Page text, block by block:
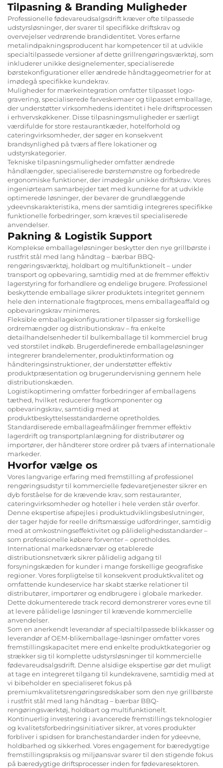
Tilpasning & Branding Muligheder
Professionelle fødevareudsalgsdrift kræver ofte tilpassede
udstyrsløsninger, der svarer til specifikke driftskrav og
overvejelser vedrørende brandidentitet. Vores erfarne
metalindpakningsproducent har kompetencer til at udvikle
specialtilpassede versioner af dette grillrengøringsværktøj, som
inkluderer unikke designelementer, specialiserede
børstekonfigurationer eller ændrede håndtaggeometrier for at
imødegå specifikke kundekrav.
Muligheder for mærkeintegration omfatter tilpasset logo-
gravering, specialiserede farveskemaer og tilpasset emballage,
der understøtter virksomhedens identitet i hele driftsprocessen
i erhvervskøkkener. Disse tilpasningsmuligheder er særligt
værdifulde for store restaurantkæder, hotelforhold og
cateringvirksomheder, der søger en konsekvent
brandsynlighed på tværs af flere lokationer og
udstyrskategorier.
Tekniske tilpasningsmuligheder omfatter ændrede
håndlængder, specialiserede børstemønstre og forbedrede
ergonomiske funktioner, der imødegår unikke driftskrav. Vores
ingeniørteam samarbejder tæt med kunderne for at udvikle
optimerede løsninger, der bevarer de grundlæggende
ydeevnskarakteristika, mens der samtidig integreres specifikke
funktionelle forbedringer, som kræves til specialiserede
anvendelser.
Pakning & Logistik Support
Komplekse emballageløsninger beskytter den nye grillbørste i
rustfrit stål med lang håndtag – bærbar BBQ-
rengøringsværktøj, holdbart og multifunktionelt – under
transport og opbevaring, samtidig med at de fremmer effektiv
lagerstyring for forhandlere og endelige brugere. Professionel
beskyttende emballage sikrer produktets integritet gennem
hele den internationale fragtproces, mens emballageaffald og
opbevaringskrav minimeres.
Fleksible emballagekonfigurationer tilpasser sig forskellige
ordremængder og distributionskrav – fra enkelte
detailhandelsenheder til bulkemballage til kommerciel brug
ved storstilet indkøb. Brugerdefinerede emballageløsninger
integrerer brandelementer, produktinformation og
håndteringsinstruktioner, der understøtter effektiv
produktpræsentation og brugerundervisning gennem hele
distributionskæden.
Logistikoptimering omfatter forbedringer af emballagens
tæthed, hvilket reducerer fragtkomponenter og
opbevaringskrav, samtidig med at
produktbeskyttelsesstandarderne opretholdes.
Standardiserede emballageafmålinger fremmer effektiv
lagerdrift og transportplanlægning for distributører og
importører, der håndterer store ordrer på tværs af internationale
markeder.
Hvorfor vælge os
Vores langvarige erfaring med fremstilling af professionel
rengøringsudstyr til kommercielle fødevaretjenester sikrer en
dyb forståelse for de krævende krav, som restauranter,
cateringvirksomheder og hoteller i hele verden står overfor.
Denne ekspertise afspejles i produktudviklingsbeslutninger,
der tager højde for reelle driftsmæssige udfordringer, samtidig
med at omkostningseffektivitet og pålidelighedsstandarder –
som professionelle købere forventer – opretholdes.
International markedsnærvær og etablerede
distributionsnetværk sikrer pålidelig adgang til
forsyningskæden for kunder i mange forskellige geografiske
regioner. Vores forpligtelse til konsekvent produktkvalitet og
omfattende kundeservice har skabt stærke relationer til
distributører, importører og endbrugere i globale markeder.
Dette dokumenterede track record demonstrerer vores evne til
at levere pålidelige løsninger til krævende kommercielle
anvendelser.
Som en anerkendt leverandør af specialtilpassede blikkasser og
leverandør af OEM-blikemballage-løsninger omfatter vores
fremstillingskapacitet mere end enkelte produktkategorier og
strækker sig til komplette udstyrsløsninger til kommercielle
fødevareudsalgsdrift. Denne alsidige ekspertise gør det muligt
at tage en integreret tilgang til kundekravene, samtidig med at
vi bibeholder en specialiseret fokus på
premiumkvalitetsrengøringsredskaber som den nye grillbørste
i rustfrit stål med lang håndtag – bærbar BBQ-
rengøringsværktøj, holdbart og multifunktionelt.
Kontinuerlig investering i avancerede fremstillings teknologier
og kvalitetsforbedringsinitiativer sikrer, at vores produkter
forbliver i spidsen for branchestandarder inden for ydeevne,
holdbarhed og sikkerhed. Vores engagement for bæredygtige
fremstillingspraksis og miljøansvar svarer til den stigende fokus
på bæredygtige driftsprocesser inden for fødevaresektoren.